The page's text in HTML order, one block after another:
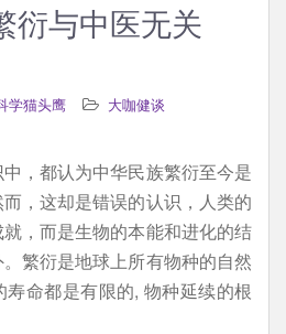
衍与中医无关
学猫头鹰 大咖健谈
，都认为中华民族繁衍至今是
，这却是错误的认识，人类的
，而是生物的本能和进化的结
繁衍是地球上所有物种的自然
命都是有限的, 物种延续的根